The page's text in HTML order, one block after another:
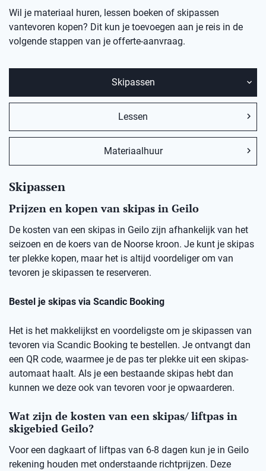
Wil je materiaal huren, lessen boeken of skipassen
vantevoren kopen? Dit kun je toevoegen aan je reis in de
volgende stappen van je offerte-aanvraag.
Skipassen
Lessen
Materiaalhuur
Skipassen
Prijzen en kopen van skipas in Geilo
De kosten van een skipas in Geilo zijn afhankelijk van het
seizoen en de koers van de Noorse kroon. Je kunt je skipas
ter plekke kopen, maar het is altijd voordeliger om van
tevoren je skipassen te reserveren.
Bestel je skipas via Scandic Booking
Het is het makkelijkst en voordeligste om je skipassen van
tevoren via Scandic Booking te bestellen. Je ontvangt dan
een QR code, waarmee je de pas ter plekke uit een skipas-
automaat haalt. Als je een bestaande skipas hebt dan
kunnen we deze ook van tevoren voor je opwaarderen.
Wat zijn de kosten van een skipas/ liftpas in
skigebied Geilo?
Voor een dagkaart of liftpas van 6-8 dagen kun je in Geilo
rekening houden met onderstaande richtprijzen. Deze